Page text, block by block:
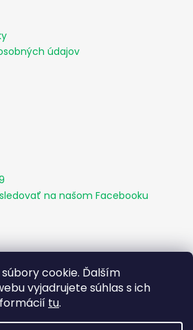
cookie. Ďalším
vyjadrujete súhlas s ich
tu.
údajov
na našom Facebooku